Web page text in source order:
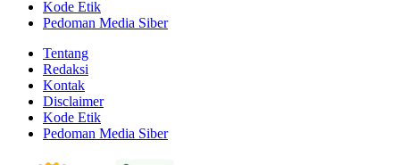
Kode Etik
Pedoman Media Siber
Tentang
Redaksi
Kontak
Disclaimer
Kode Etik
Pedoman Media Siber